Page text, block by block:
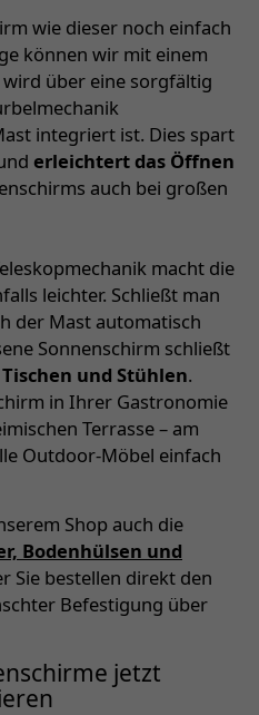
wie dieser noch einfach
können wir mit einem
über eine sorgfältig
integriert ist. Dies spart
erleichtert das Öffnen
auch bei großen
macht die
leichter. Schließt man
der Mast automatisch
Sonnenschirm schließt
und Stühlen.
in Ihrer Gastronomie
Terrasse – am
Outdoor-Möbel einfach
Shop auch die
Bodenhülsen und
Sie bestellen direkt den
Befestigung über
jetzt